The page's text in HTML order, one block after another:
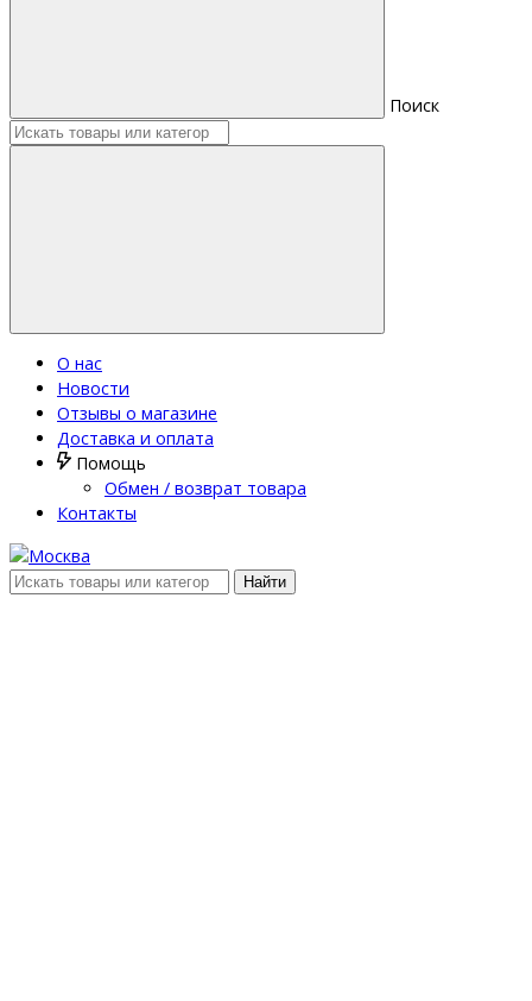
Поиск
О нас
Новости
Отзывы о магазине
Доставка и оплата
Помощь
Обмен / возврат товара
Контакты
Найти